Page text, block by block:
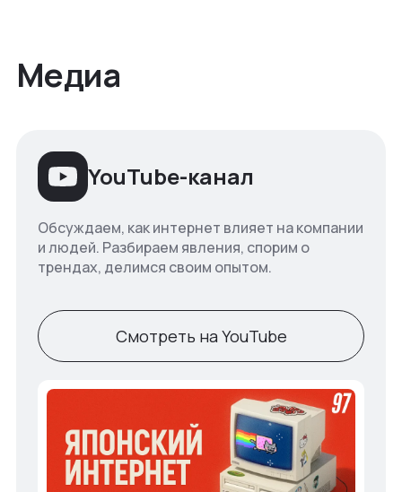
Медиа
YouTube-канал
Обсуждаем, как интернет влияет на компании
и людей. Разбираем явления, спорим о
трендах, делимся своим опытом.
Смотреть на YouTube